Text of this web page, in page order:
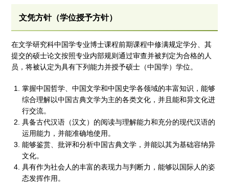
文凭方针（学位授予方针）
在文学研究科中国学专业博士课程前期课程中修满规定学分、其
提交的硕士论文按照专业内部规则通过审查并被判定为合格的人
员，将被认定为具有下列能力并授予硕士（中国学）学位。
掌握中国哲学、中国文学和中国史学各领域的丰富知识，能够
综合理解以中国古典文学为主的各类文化，并且能和异文化进
行交流。
具备古代汉语（汉文）的阅读与理解能力和充分的现代汉语的
运用能力，并能准确地使用。
能够鉴赏、批评和分析中国古典文学，并能以其为基础容纳异
文化。
具有作为社会人的丰富的表现力与判断力，能够以国际人的姿
态发挥作用。